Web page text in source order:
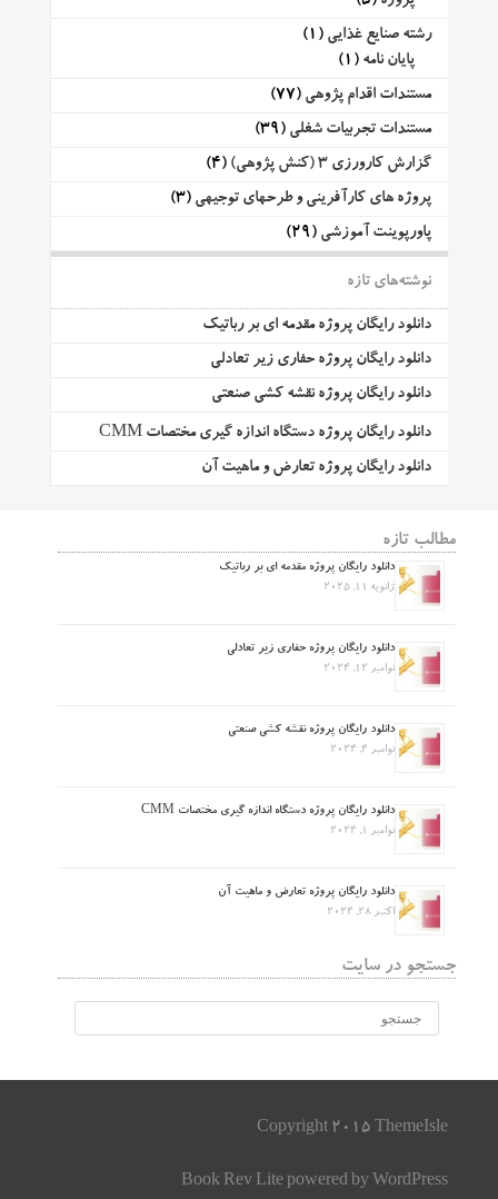
رشته صنایع غذایی (1)
پایان نامه (1)
مستندات اقدام پژوهی (77)
مستندات تجربیات شغلی (39)
گزارش کارورزی 3 (کنش پژوهی)
(4)
پروژه های کارآفرینی و طرحهای توجیهی (3)
پاورپوینت آموزشی (29)
نوشته‌های تازه
دانلود رایگان پروژه مقدمه ای بر رباتیک
دانلود رایگان پروژه حفاری زیر تعادلی
دانلود رایگان پروژه نقشه کشی صنعتی
دانلود رایگان پروژه دستگاه اندازه گیری مختصات CMM
دانلود رایگان پروژه تعارض و ماهیت آن
مطالب تازه
دانلود رایگان پروژه مقدمه ای بر رباتیک
ژانویه 11, 2025
دانلود رایگان پروژه حفاری زیر تعادلی
نوامبر 12, 2024
دانلود رایگان پروژه نقشه کشی صنعتی
نوامبر 4, 2024
دانلود رایگان پروژه دستگاه اندازه گیری مختصات CMM
نوامبر 1, 2024
دانلود رایگان پروژه تعارض و ماهیت آن
اکتبر 28, 2024
جستجو در سایت
Copyright 2015 ThemeIsle
Book Rev Lite powered by WordPress